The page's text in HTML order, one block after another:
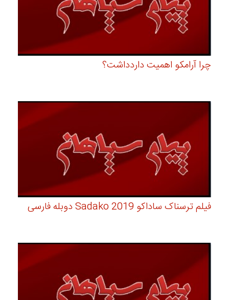
چرا آرامکو اهمیت داردداشت؟
فیلم ترسناک ساداکو Sadako 2019 دوبله فارسی